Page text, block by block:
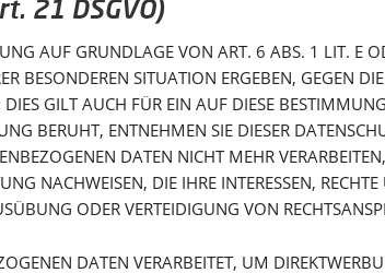
21 DSGVO)
AUF GRUNDLAGE VON ART. 6 ABS. 1 LIT. E
BESONDEREN SITUATION ERGEBEN, GEGEN
GILT AUCH FÜR EIN AUF DIESE
BERUHT, ENTNEHMEN SIE DIESER
DATEN NICHT MEHR
NACHWEISEN, DIE IHRE INTERESSEN,
ODER VERTEIDIGUNG VON
DATEN VERARBEITET, UM